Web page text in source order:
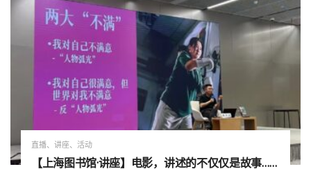
直播、讲座、活动
【上海图书馆·讲座】电影，讲述的不仅仅是故事……